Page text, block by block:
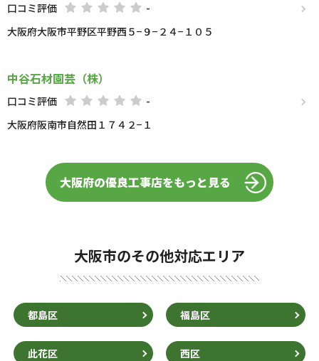
口コミ評価
-
大阪府大阪市平野区平野西５−９−２４−１０５
中谷石材園芸（株）
口コミ評価
-
大阪府阪南市自然田１７４２−１
大阪府の優良工事店をもっと見る
大阪市のその他対応エリア
都島区 福島区
此花区 西区